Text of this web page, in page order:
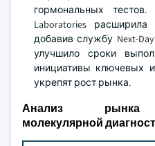
гормональных
Laboratories
добавив службу Next-Day
улучшило сроки
инициативы ключевых
укрепят рост рынка.
Анализ рынка
молекулярной